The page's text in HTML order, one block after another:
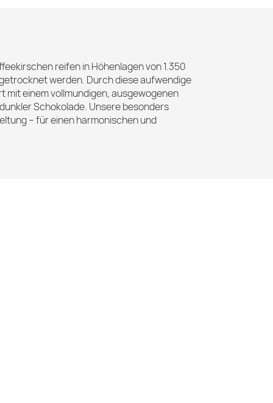
reifen in Höhenlagen von 1.350
werden. Durch diese aufwendige
mit einem vollmundigen, ausgewogenen
Schokolade. Unsere besonders
– für einen harmonischen und